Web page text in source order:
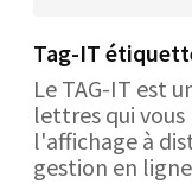
Tag-IT
Le TAG-IT est
lettres qui
l'affichage à
gestion en ligne